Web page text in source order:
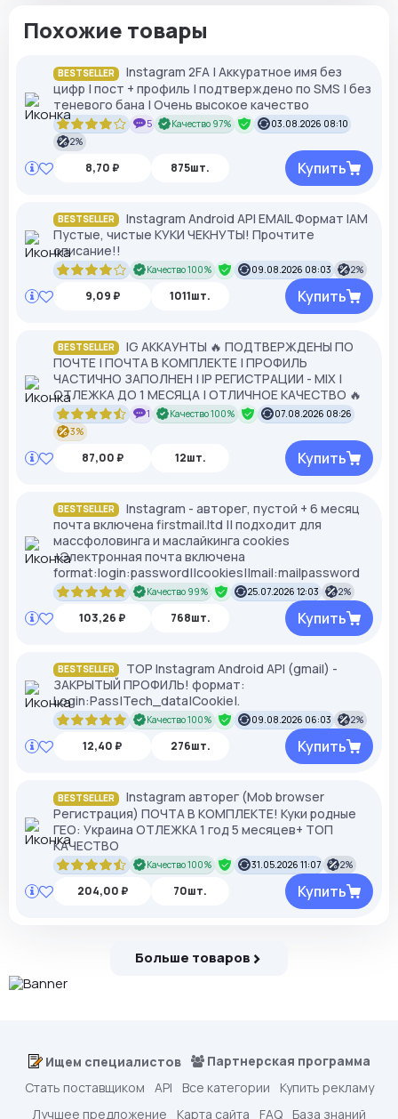
Похожие товары
BESTSELLER
Instagram 2FA | Аккуратное имя без
цифр | пост + профиль | подтверждено по SMS | без
теневого бана | Очень высокое качество
5 Качество 97%
03.08.2026 08:10
2%
8,70 ₽ 875шт. Купить
BESTSELLER
Instagram Android API EMAIL Формат IAM
Пустые, чистые КУКИ ЧЕКНУТЫ! Прочтите
описание!!
Качество 100% 09.08.2026 08:03 2%
9,09 ₽ 1011шт. Купить
BESTSELLER
IG АККАУНТЫ 🔥 ПОДТВЕРЖДЕНЫ ПО
ПОЧТЕ | ПОЧТА В КОМПЛЕКТЕ | ПРОФИЛЬ
ЧАСТИЧНО ЗАПОЛНЕН | IP РЕГИСТРАЦИИ - MIX |
ОТЛЕЖКА ДО 1 МЕСЯЦА | ОТЛИЧНОЕ КАЧЕСТВО 🔥
1 Качество 100%
07.08.2026 08:26
3%
87,00 ₽ 12шт. Купить
BESTSELLER
Instagram - авторег, пустой + 6 месяц
почта включена firstmail.ltd || подходит для
массфоловинга и маслайкинга cookies
+Электронная почта включена
format:login:password||cookies||mail:mailpassword
Качество 99% 25.07.2026 12:03 2%
103,26 ₽ 768шт. Купить
BESTSELLER
TOP Instagram Android API (gmail) -
ЗАКРЫТЫЙ ПРОФИЛЬ! формат:
Login:Pass|Tech_data|Cookie|.
Качество 100% 09.08.2026 06:03 2%
12,40 ₽ 276шт. Купить
BESTSELLER
Instagram авторег (Mob browser
Регистрация) ПОЧТА В КОМПЛЕКТЕ! Куки родные
ГЕО: Украина ОТЛЕЖКА 1 год 5 месяцев+ ТОП
КАЧЕСТВО
Качество 100% 31.05.2026 11:07 2%
204,00 ₽ 70шт. Купить
Больше товаров
Ищем специалистов
Партнерская программа
Стать поставщиком
API Все категории
Купить рекламу
Лучшее предложение
Карта сайта FAQ База знаний